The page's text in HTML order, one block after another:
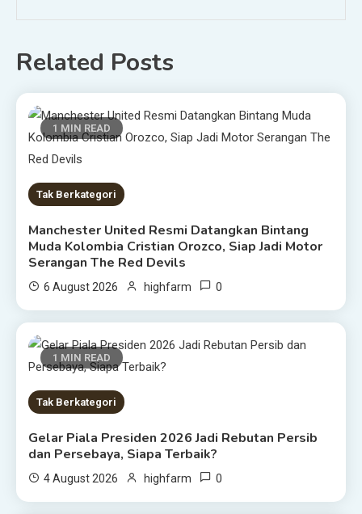
Related Posts
1 MIN READ
Tak Berkategori
Manchester United Resmi Datangkan Bintang
Muda Kolombia Cristian Orozco, Siap Jadi Motor
Serangan The Red Devils
6 August 2026 highfarm 0
1 MIN READ
Tak Berkategori
Gelar Piala Presiden 2026 Jadi Rebutan Persib
dan Persebaya, Siapa Terbaik?
4 August 2026 highfarm 0